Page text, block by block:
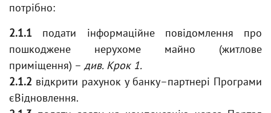
потрібно:
2.1.1 подати інформаційне повідомлення про
пошкоджене нерухоме майно (житлове
приміщення) – див. Крок 1.
2.1.2 відкрити рахунок у банку–партнері Програми
єВідновлення.